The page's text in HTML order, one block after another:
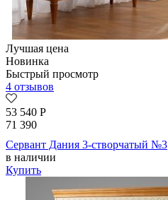
Лучшая цена
Новинка
Быстрый просмотр
4 отзывов
53 540 Р
71 390
Сервант Дания 3-створчатый №3
в наличии
Купить